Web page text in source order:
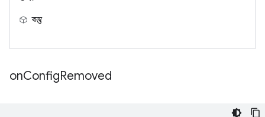
বস্তু
onConfigRemoved